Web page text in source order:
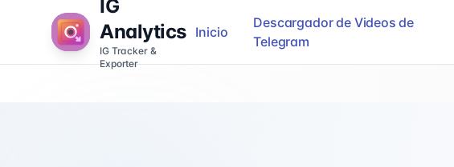
IG
Analytics
IG Tracker &
Exporter
Inicio
Descargador de Videos de
Telegram